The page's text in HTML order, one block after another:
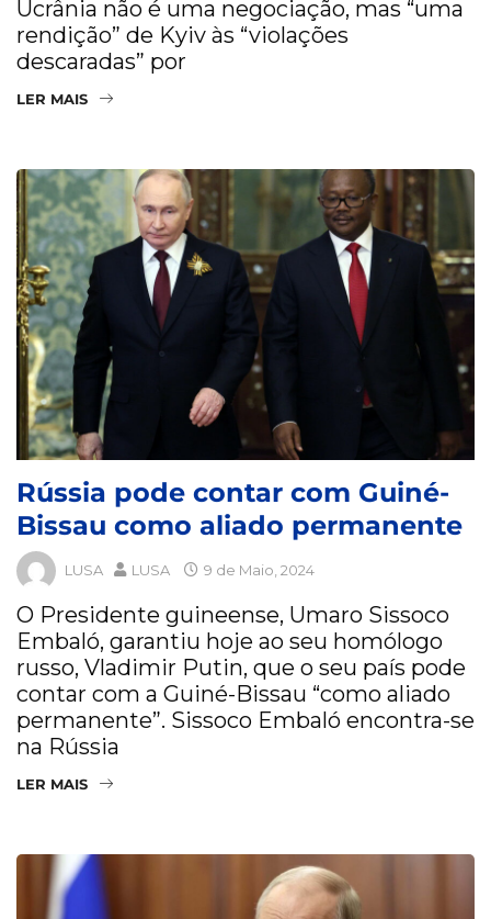
Ucrânia não é uma negociação, mas “uma
rendição” de Kyiv às “violações
descaradas” por
LER MAIS
Rússia pode contar com Guiné-
Bissau como aliado permanente
LUSA LUSA 9 de Maio, 2024
O Presidente guineense, Umaro Sissoco
Embaló, garantiu hoje ao seu homólogo
russo, Vladimir Putin, que o seu país pode
contar com a Guiné-Bissau “como aliado
permanente”. Sissoco Embaló encontra-se
na Rússia
LER MAIS